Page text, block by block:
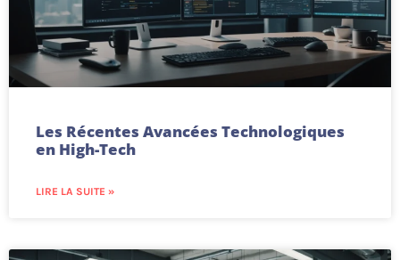
Les Récentes Avancées Technologiques
en High-Tech
LIRE LA SUITE »